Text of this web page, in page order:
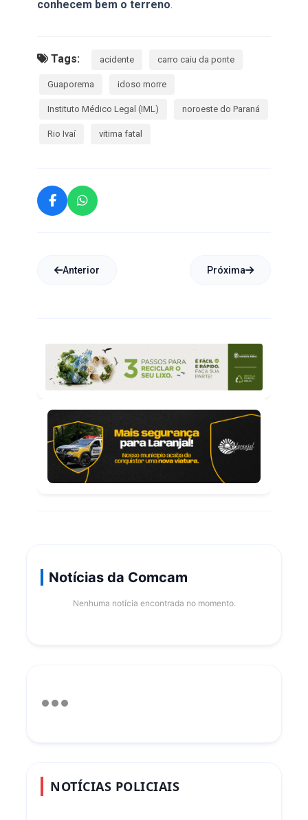
conhecem bem o terreno.
Tags: acidente carro caiu da ponte
Guaporema idoso morre
Instituto Médico Legal (IML) noroeste do Paraná
Rio Ivaí vitima fatal
Anterior Próxima
Notícias da Comcam
Nenhuma notícia encontrada no momento.
NOTÍCIAS POLICIAIS